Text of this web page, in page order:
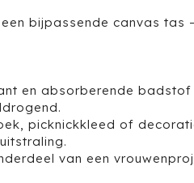
bijpassende canvas tas
en absorberende badstof
picknickkleed of
van een